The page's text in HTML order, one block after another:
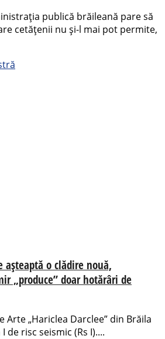
publică brăileană pare să
cetățenii nu și-l mai pot permite,
așteaptă o clădire nouă,
„produce” doar hotărâri de
Arte „Hariclea Darclee” din Brăila
de risc seismic (Rs I)....